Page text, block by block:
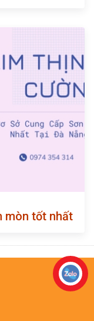
mòn tốt nhất